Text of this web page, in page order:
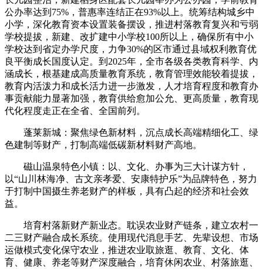
公办率达到75%，普惠率连结正在93%以上。统筹结构城乡中
小学，深化教育资本设置装备摆设，推进村落教育复兴和亏弱
学校提拔，新建、改扩建中小学校100所以上，确保所有中小
学校达到省定办学尺度，力争30%的区市通过县域权利教育优
良平衡成长国度认定。到2025年，全市各级各类教育科学、内
涵成长，根基建成高质量教育系统，教育管理效能较着提拔，
教育内活泼力和成长活力进一步激发，人才培育程度和教育办
事贡献能力显著加强，教育供给愈加公允、更高质量，教育现
代化程度走正在全省、全国前列。
蓬莱新城：聚焦绿色新材料，沉点成长高端精细化工、绿
色建制等财产，打制高端低碳新材料财产高地。
磁山温泉特色小镇：以、文化、办事为三大计谋方针，
以“山川林海净、古文亲孝爱、安康特护乐”为品牌特色，努力
于打制中国摄生养老财产的样板，具有凸起的经济和社会效
益。
培育村落新财产新业态。耽误农业财产链条，建立农村一
二三财产融合成长系统。使用现代消息手艺、先辈设想、市场
运做模式变化保守农业，推进农业取旅逛、教育、文化、体
育、健康、养老等财产深度融合，培育休闲农业、村落旅逛、